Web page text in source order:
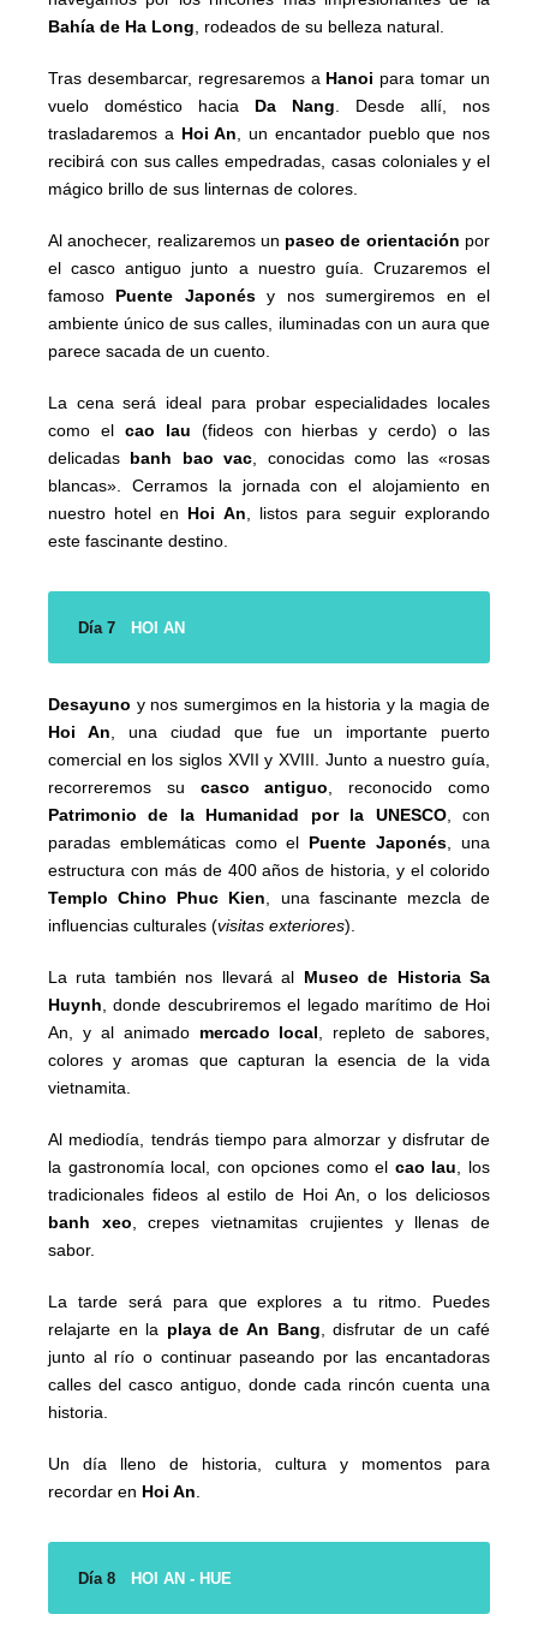
Bahía de Ha Long, rodeados de su belleza natural.
Tras desembarcar, regresaremos a Hanoi para tomar un
vuelo doméstico hacia Da Nang. Desde allí, nos
trasladaremos a Hoi An, un encantador pueblo que nos
recibirá con sus calles empedradas, casas coloniales y el
mágico brillo de sus linternas de colores.
Al anochecer, realizaremos un paseo de orientación por
el casco antiguo junto a nuestro guía. Cruzaremos el
famoso Puente Japonésy nos sumergiremos en el
ambiente único de sus calles, iluminadas con un aura que
parece sacada de un cuento.
La cena será ideal para probar especialidades locales
como el cao lau (fideos con hierbas y cerdo) o las
delicadas banh bao vac, conocidas como las «rosas
blancas». Cerramos la jornada con el alojamiento en
nuestro hotel en Hoi An, listos para seguir explorando
este fascinante destino.
Día 7 HOI AN
Desayuno y nos sumergimos en la historia y la magia de
Hoi An, una ciudad que fue un importante puerto
comercial en los siglos XVII y XVIII. Junto a nuestro guía,
recorreremos su casco antiguo, reconocido como
Patrimonio de la Humanidad por la UNESCO, con
paradas emblemáticas como el Puente Japonés, una
estructura con más de 400 años de historia, y el colorido
Templo Chino Phuc Kien, una fascinante mezcla de
influencias culturales (visitas exteriores).
La ruta también nos llevará al Museo de Historia Sa
Huynh, donde descubriremos el legado marítimo de Hoi
An, y al animado mercado local, repleto de sabores,
colores y aromas que capturan la esencia de la vida
vietnamita.
Al mediodía, tendrás tiempo para almorzar y disfrutar de
la gastronomía local, con opciones como el cao lau, los
tradicionales fideos al estilo de Hoi An, o los deliciosos
banh xeo, crepes vietnamitas crujientes y llenas de
sabor.
La tarde será para que explores a tu ritmo. Puedes
relajarte en la playa de An Bang, disfrutar de un café
junto al río o continuar paseando por las encantadoras
calles del casco antiguo, donde cada rincón cuenta una
historia.
Un día lleno de historia, cultura y momentos para
recordar en Hoi An.
Día 8 HOI AN - HUE